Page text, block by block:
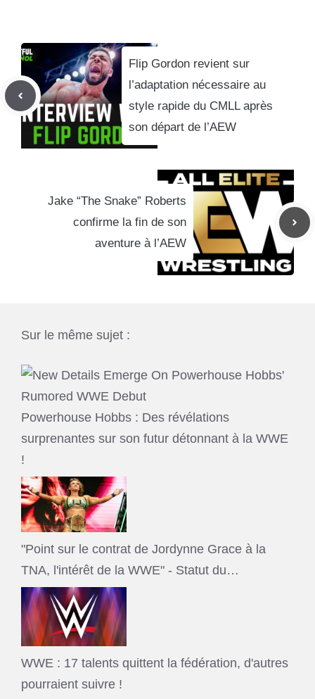
Flip Gordon revient sur
l’adaptation nécessaire au
style rapide du CMLL après
son départ de l’AEW
Jake “The Snake” Roberts
confirme la fin de son
aventure à l’AEW
Sur le même sujet :
Powerhouse Hobbs : Des révélations
surprenantes sur son futur détonnant à la WWE
!
"Point sur le contrat de Jordynne Grace à la
TNA, l'intérêt de la WWE" - Statut du…
WWE : 17 talents quittent la fédération, d'autres
pourraient suivre !